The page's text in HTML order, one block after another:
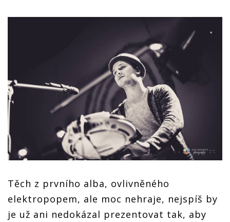
Těch z prvního alba, ovlivněného
elektropopem, ale moc nehraje, nejspíš by
je už ani nedokázal prezentovat tak, aby